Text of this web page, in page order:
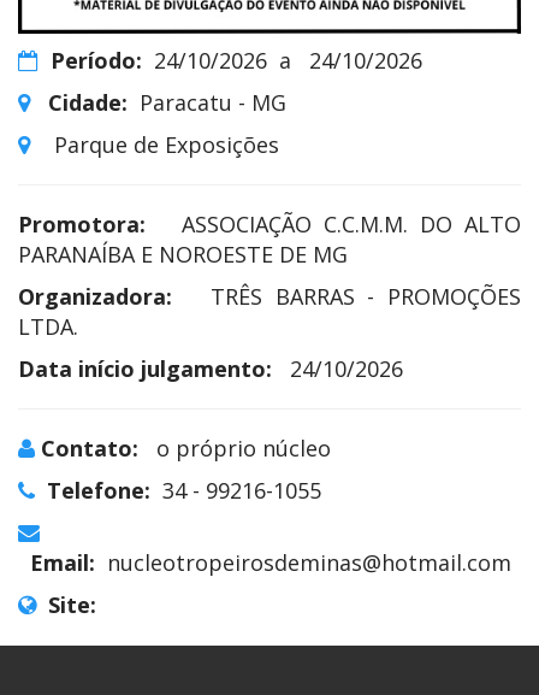
Período: 24/10/2026 a 24/10/2026
Cidade: Paracatu - MG
Parque de Exposições
Promotora:
ASSOCIAÇÃO C.C.M.M. DO ALTO
PARANAÍBA E NOROESTE DE MG
Organizadora:
TRÊS BARRAS - PROMOÇÕES
LTDA.
Data início julgamento:
24/10/2026
Contato:
o próprio núcleo
Telefone: 34 - 99216-1055
Email: nucleotropeirosdeminas@hotmail.com
Site: